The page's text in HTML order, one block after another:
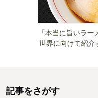
「本当に旨いラ
世界に向けて紹介
記事をさがす